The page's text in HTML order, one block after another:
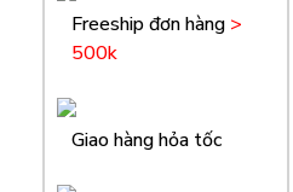
Freeship đơn hàng >
500k
Giao hàng hỏa tốc